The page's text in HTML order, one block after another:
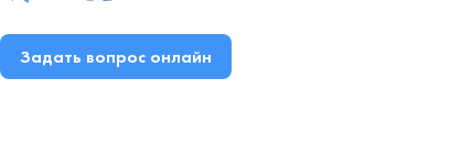
Задать вопрос онлайн